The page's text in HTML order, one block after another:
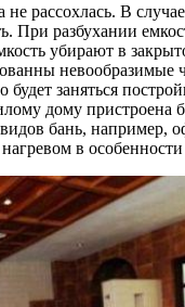
рассохлась. В
При разбухании
убирают в
невообразимые
заняться
дому пристроена
бань,
в